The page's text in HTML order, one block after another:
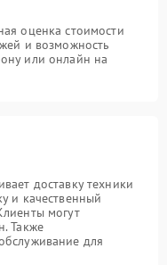
оценка стоимости
и возможность
или онлайн на
доставку техники
и качественный
могут
Также
для